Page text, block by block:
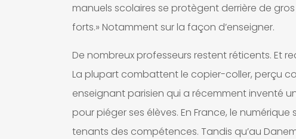
manuels scolaires se protègent derrière de
forts.» Notamment sur la façon d’enseigner.
De nombreux professeurs restent réticents. Et
La plupart combattent le copier-coller, perçu
enseignant parisien qui a récemment inventé
pour piéger ses élèves. En France, le
tenants des compétences. Tandis qu’au